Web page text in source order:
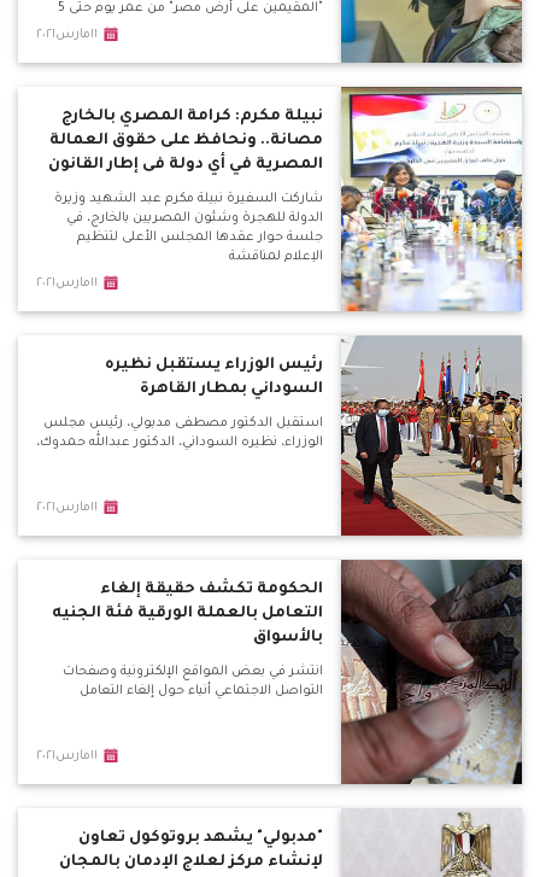
"المقيمين على أرض مصر" من عمر يوم حتى 5
١١مارس٢٠٢١
نبيلة مكرم: كرامة المصري بالخارج
مصانة.. ونحافظ على حقوق العمالة
المصرية في أي دولة فى إطار القانون
شاركت السفيرة نبيلة مكرم عبد الشهيد وزيرة
الدولة للهجرة وشئون المصريين بالخارج، في
جلسة حوار عقدها المجلس الأعلى لتنظيم
الإعلام لمناقشة
١١مارس٢٠٢١
رئيس الوزراء يستقبل نظيره
السوداني بمطار القاهرة
استقبل الدكتور مصطفى مدبولي، رئيس مجلس
الوزراء، نظيره السوداني، الدكتور عبدالله حمدوك،
١١مارس٢٠٢١
الحكومة تكشف حقيقة إلغاء
التعامل بالعملة الورقية فئة الجنيه
بالأسواق
انتشر في بعض المواقع الإلكترونية وصفحات
التواصل الاجتماعي أنباء حول إلغاء التعامل
١١مارس٢٠٢١
"مدبولي" يشهد بروتوكول تعاون
لإنشاء مركز لعلاج الإدمان بالمجان